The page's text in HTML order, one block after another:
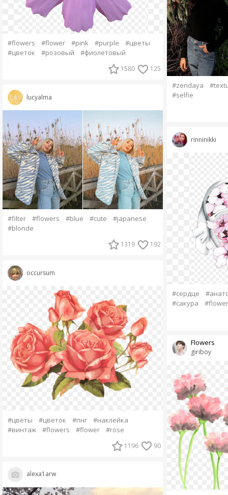
#flowers #flower #pink #purple
#цветы
#цветок
#розовый #фиолетовый
1580 125
lucyalma
#filter #flowers #blue #cute
#japanese
#blonde
1319 192
occursum
#цветы #цветок #пнг
#наклейка
#винтаж
#flowers #flower #rose
1196 90
alexa1arw
#zendaya
#selfie
rinninikki
#сердце
#сакура
giriboy
Flowers